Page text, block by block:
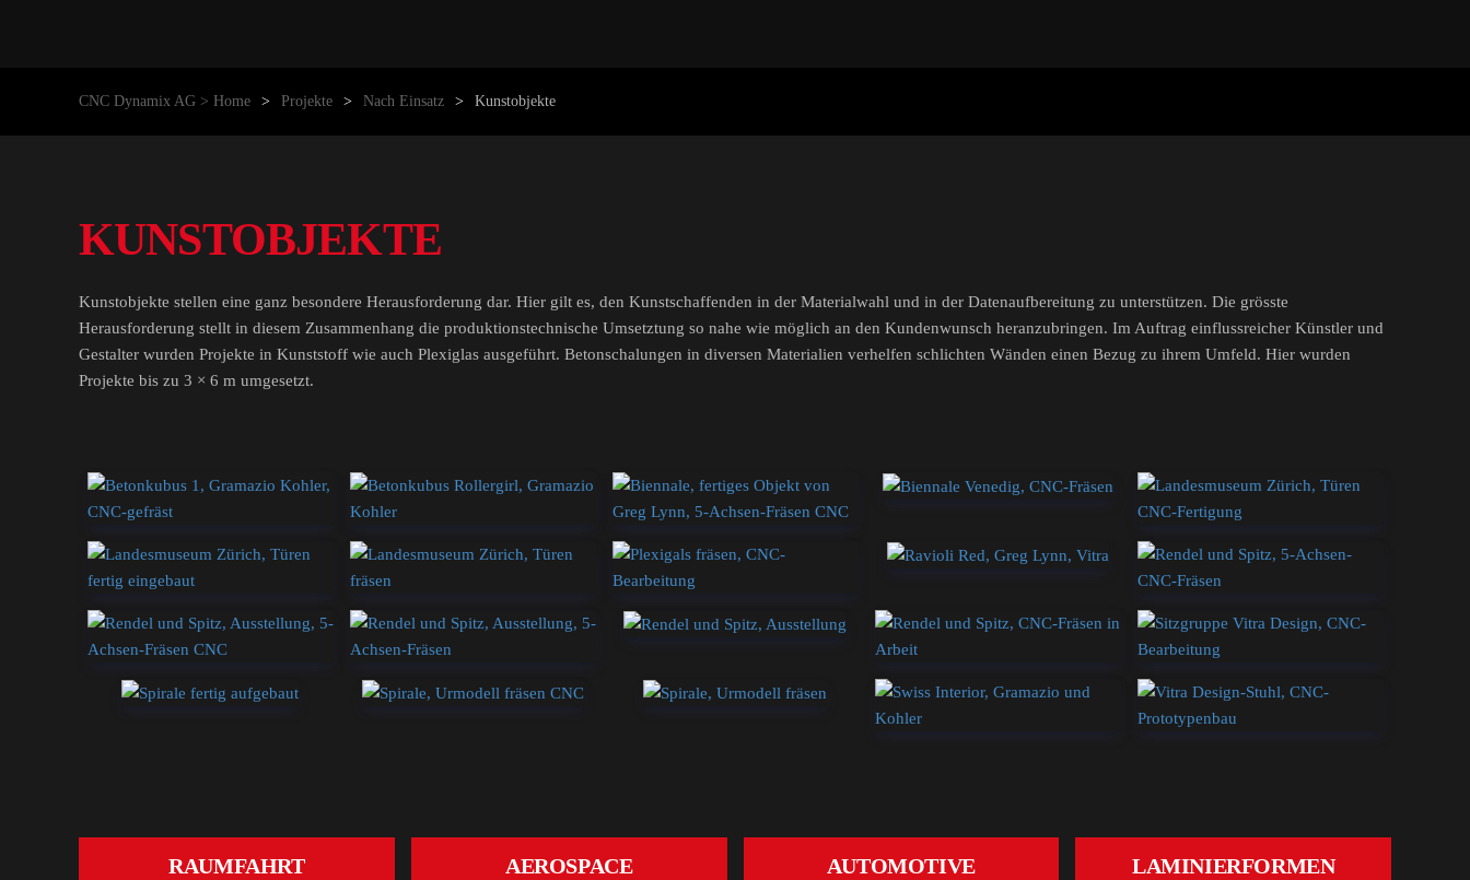
CNC Dynamix AG > Home Projekte Nach Einsatz Kunstobjekte
KUNSTOBJEKTE
Kunstobjekte stellen eine ganz besondere Herausforderung dar. Hier gilt es, den Kunstschaffenden in der Materialwahl und in der Datenaufbereitung zu unterstützen. Die grösste
Herausforderung stellt in diesem Zusammenhang die produktionstechnische Umsetztung so nahe wie möglich an den Kundenwunsch heranzubringen. Im Auftrag einflussreicher Künstler und
Gestalter wurden Projekte in Kunststoff wie auch Plexiglas ausgeführt. Betonschalungen in diversen Materialien verhelfen schlichten Wänden einen Bezug zu ihrem Umfeld. Hier wurden
Projekte bis zu 3 × 6 m umgesetzt.
RAUMFAHRT AEROSPACE AUTOMOTIVE LAMINIERFORMEN